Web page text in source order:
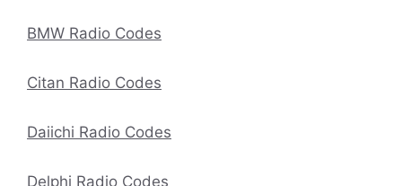
BMW Radio Codes
Citan Radio Codes
Daiichi Radio Codes
Delphi Radio Codes